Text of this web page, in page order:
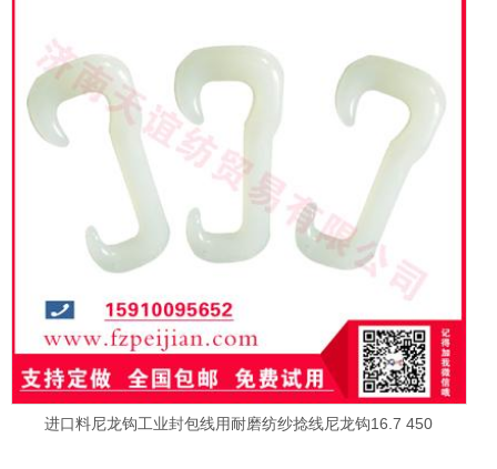
进口料尼龙钩工业封包线用耐磨纺纱捻线尼龙钩16.7 450